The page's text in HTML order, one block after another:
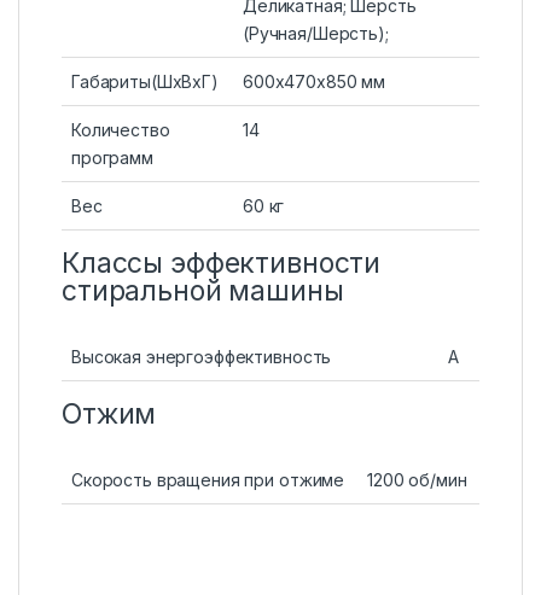
Деликатная; Шерсть
(Ручная/Шерсть);
Габариты(ШхВхГ) 600x470x850 мм
Количество
программ
14
Вес 60 кг
Классы эффективности
стиральной машины
Высокая энергоэффективность A
Отжим
Скорость вращения при отжиме 1200 об/мин